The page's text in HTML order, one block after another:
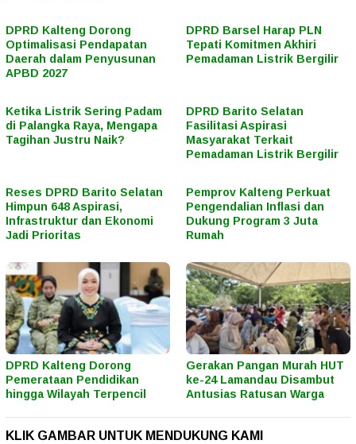
DPRD Kalteng Dorong
Optimalisasi Pendapatan
Daerah dalam Penyusunan
APBD 2027
DPRD Barsel Harap PLN
Tepati Komitmen Akhiri
Pemadaman Listrik Bergilir
Ketika Listrik Sering Padam
di Palangka Raya, Mengapa
Tagihan Justru Naik?
DPRD Barito Selatan
Fasilitasi Aspirasi
Masyarakat Terkait
Pemadaman Listrik Bergilir
Reses DPRD Barito Selatan
Himpun 648 Aspirasi,
Infrastruktur dan Ekonomi
Jadi Prioritas
Pemprov Kalteng Perkuat
Pengendalian Inflasi dan
Dukung Program 3 Juta
Rumah
DPRD Kalteng Dorong
Pemerataan Pendidikan
hingga Wilayah Terpencil
Gerakan Pangan Murah HUT
ke-24 Lamandau Disambut
Antusias Ratusan Warga
KLIK GAMBAR UNTUK MENDUKUNG KAMI